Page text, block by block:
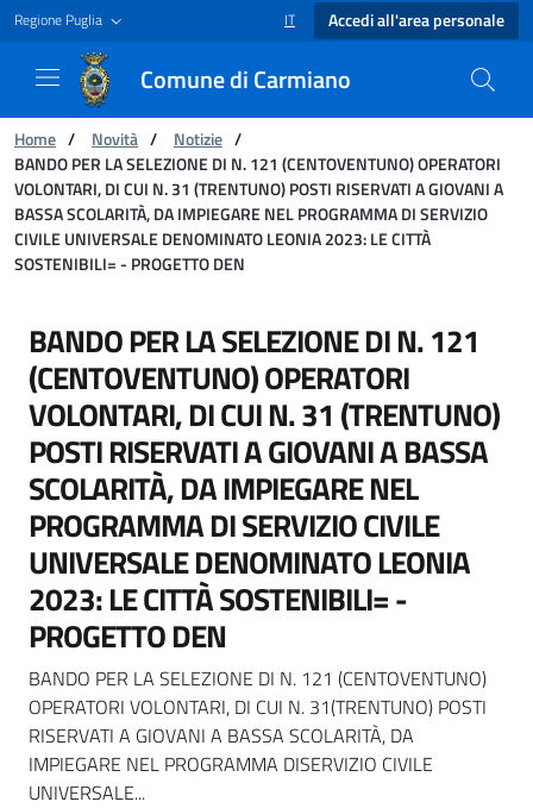
Regione Puglia SELEZIONE LINGUA: LINGUA
IT Accedi all'area personale
Comune di Carmiano
Ti trovi in:
Home / Novità / Notizie /
BANDO PER LA SELEZIONE DI N. 121 (CENTOVENTUNO) OPERATORI
VOLONTARI, DI CUI N. 31 (TRENTUNO) POSTI RISERVATI A GIOVANI A
BASSA SCOLARITÀ, DA IMPIEGARE NEL PROGRAMMA DI SERVIZIO
CIVILE UNIVERSALE DENOMINATO LEONIA 2023: LE CITTÀ
SOSTENIBILI= - PROGETTO DEN
BANDO PER LA SELEZIONE DI N. 121
BANDO PER LA SELEZIONE DI N. 121
(CENTOVENTUNO) OPERATORI
VOLONTARI, DI CUI N. 31 (TRENTUNO)
POSTI RISERVATI A GIOVANI A BASSA
SCOLARITÀ, DA IMPIEGARE NEL
PROGRAMMA DI SERVIZIO CIVILE
UNIVERSALE DENOMINATO LEONIA
2023: LE CITTÀ SOSTENIBILI= -
PROGETTO DEN
BANDO PER LA SELEZIONE DI N. 121 (CENTOVENTUNO)
OPERATORI VOLONTARI, DI CUI N. 31(TRENTUNO) POSTI
RISERVATI A GIOVANI A BASSA SCOLARITÀ, DA
IMPIEGARE NEL PROGRAMMA DISERVIZIO CIVILE
UNIVERSALE...